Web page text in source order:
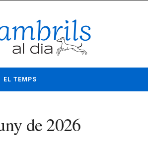
EL TEMPS
de 2026